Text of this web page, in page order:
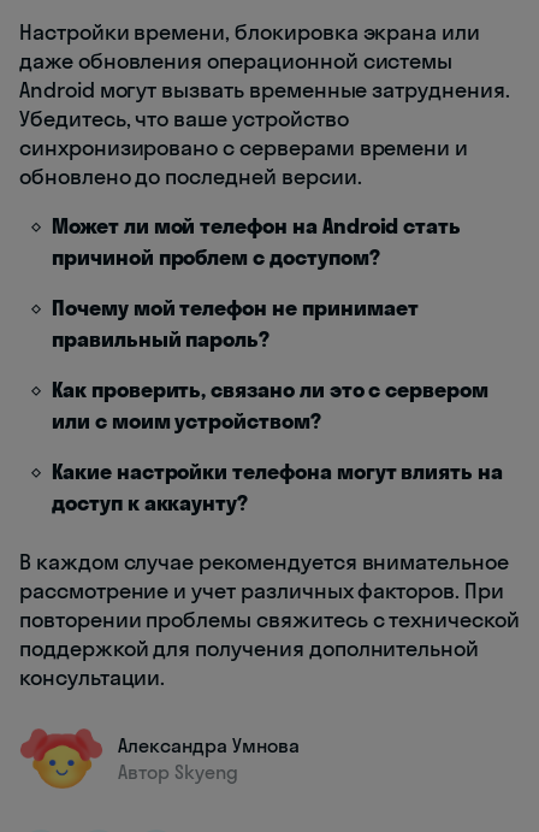
Настройки времени, блокировка экрана или
даже обновления операционной системы
Android могут вызвать временные затруднения.
Убедитесь, что ваше устройство
синхронизировано с серверами времени и
обновлено до последней версии.
Может ли мой телефон на Android стать
причиной проблем с доступом?
Почему мой телефон не принимает
правильный пароль?
Как проверить, связано ли это с сервером
или с моим устройством?
Какие настройки телефона могут влиять на
доступ к аккаунту?
В каждом случае рекомендуется внимательное
рассмотрение и учет различных факторов. При
повторении проблемы свяжитесь с технической
поддержкой для получения дополнительной
консультации.
Александра Умнова
Автор Skyeng